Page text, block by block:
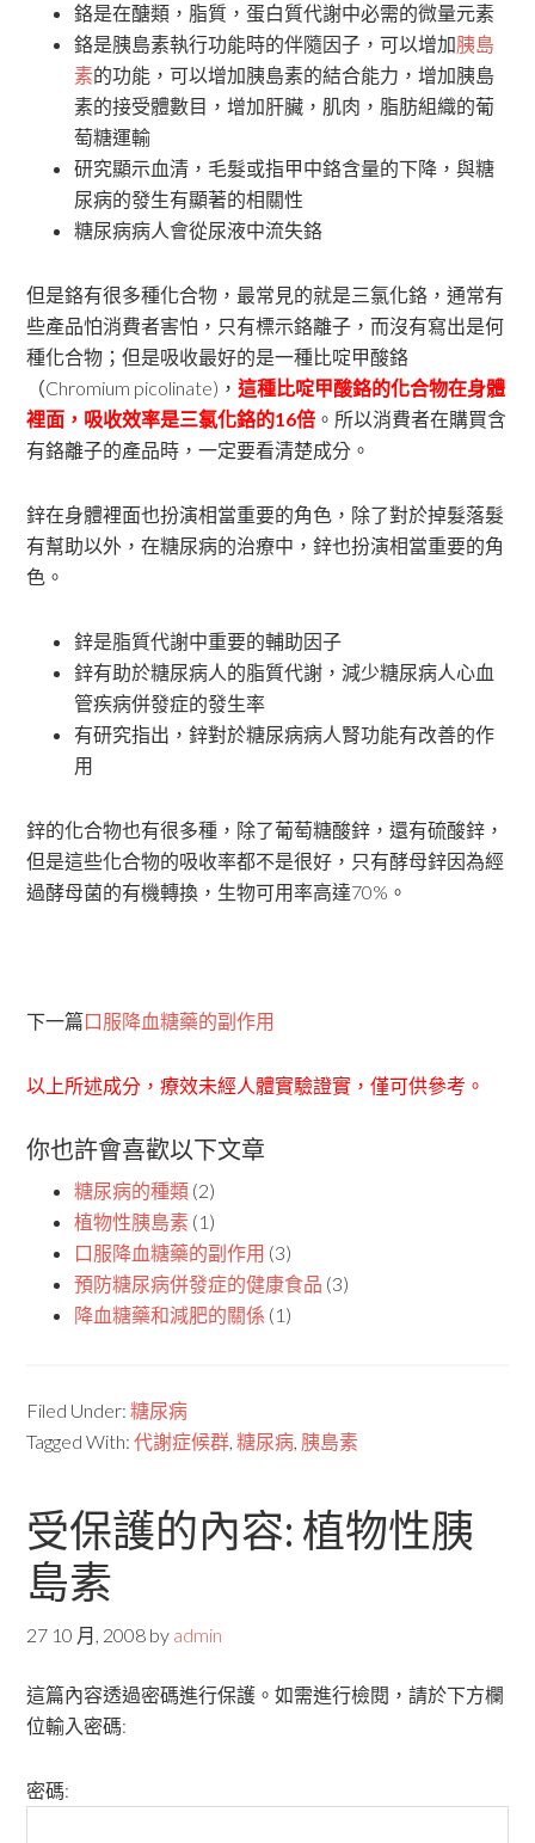
鉻是在醣類，脂質，蛋白質代謝中必需的微量元素
鉻是胰島素執行功能時的伴隨因子，可以增加胰島
素的功能，可以增加胰島素的結合能力，增加胰島
素的接受體數目，增加肝臟，肌肉，脂肪組織的葡
萄糖運輸
研究顯示血清，毛髮或指甲中鉻含量的下降，與糖
尿病的發生有顯著的相關性
糖尿病病人會從尿液中流失鉻
但是鉻有很多種化合物，最常見的就是三氯化鉻，通常有
些產品怕消費者害怕，只有標示鉻離子，而沒有寫出是何
種化合物；但是吸收最好的是一種比啶甲酸鉻
（Chromium picolinate)，這種比啶甲酸鉻的化合物在身體
裡面，吸收效率是三氯化鉻的16倍 。所以消費者在購買含
有鉻離子的產品時，一定要看清楚成分。
鋅在身體裡面也扮演相當重要的角色，除了對於掉髮落髮
有幫助以外，在糖尿病的治療中，鋅也扮演相當重要的角
色。
鋅是脂質代謝中重要的輔助因子
鋅有助於糖尿病人的脂質代謝，減少糖尿病人心血
管疾病併發症的發生率
有研究指出，鋅對於糖尿病病人腎功能有改善的作
用
鋅的化合物也有很多種，除了葡萄糖酸鋅，還有硫酸鋅，
但是這些化合物的吸收率都不是很好，只有酵母鋅因為經
過酵母菌的有機轉換，生物可用率高達70%。
下一篇口服降血糖藥的副作用
以上所述成分，療效未經人體實驗證實，僅可供參考。
你也許會喜歡以下文章
糖尿病的種類 (2)
植物性胰島素 (1)
口服降血糖藥的副作用 (3)
預防糖尿病併發症的健康食品 (3)
降血糖藥和減肥的關係 (1)
Filed Under:糖尿病
Tagged With:代謝症候群,糖尿病, 胰島素
受保護的內容: 植物性胰
島素
27 10 月, 2008 by admin
這篇內容透過密碼進行保護。如需進行檢閱，請於下方欄
位輸入密碼:
密碼: